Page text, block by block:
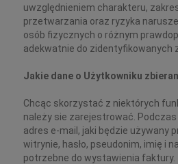
uwzględnieniem charakteru,
przetwarzania oraz ryzyka
osób fizycznych o różnym
adekwatnie do zidentyfikowanych
Jakie dane o Użytkowniku
Chcąc skorzystać z niektórych
należy sie zarejestrować.
adres e-mail, jaki będzie używany
witrynie, hasło, pseudonim, imię i
potrzebne do wystawienia faktury.